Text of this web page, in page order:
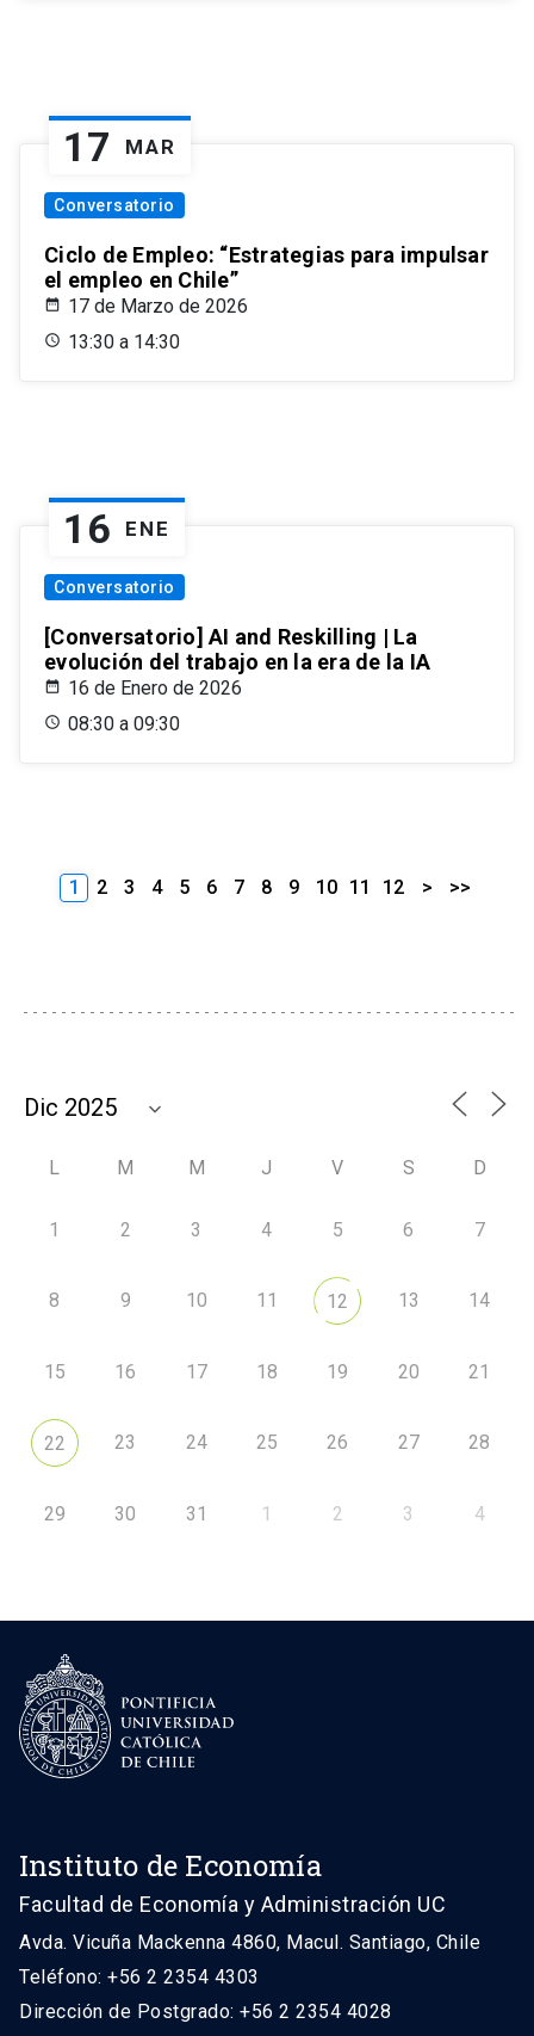
17 MAR
Conversatorio
Ciclo de Empleo: “Estrategias para impulsar
el empleo en Chile”
17 de Marzo de 2026
13:30 a 14:30
16 ENE
Conversatorio
[Conversatorio] AI and Reskilling | La
evolución del trabajo en la era de la IA
16 de Enero de 2026
08:30 a 09:30
1 2 3 4 5 6 7 8 9 10 11 12 > >>
L M M J V S D
1 2 3 4 5 6 7
8 9 10 11 12 13 14
15 16 17 18 19 20 21
22 23 24 25 26 27 28
29 30 31 1 2 3 4
Instituto de Economía
Facultad de Economía y Administración UC
Avda. Vicuña Mackenna 4860, Macul. Santiago, Chile
Teléfono: +56 2 2354 4303
Dirección de Postgrado: +56 2 2354 4028